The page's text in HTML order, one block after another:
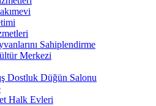
Sahiplendirme
Merkezi
Dostluk Düğün Salonu
Halk Evleri